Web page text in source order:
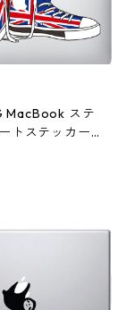
MacBook ステ
トステッカー
ルカラー